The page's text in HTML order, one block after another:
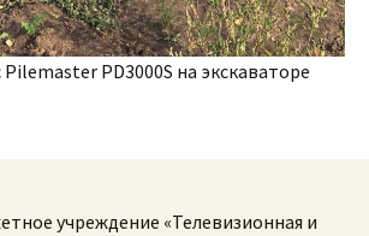
PD3000S на экскаваторе
учреждение «Телевизионная и